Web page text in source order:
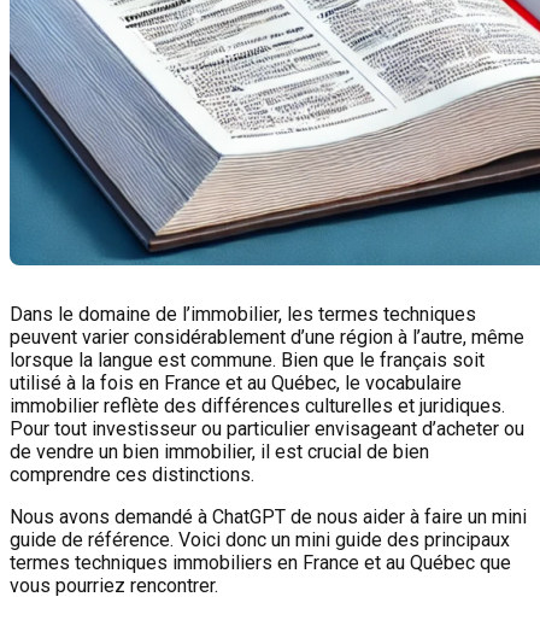
Dans le domaine de l’immobilier, les termes techniques
peuvent varier considérablement d’une région à l’autre, même
lorsque la langue est commune. Bien que le français soit
utilisé à la fois en France et au Québec, le vocabulaire
immobilier reflète des différences culturelles et juridiques.
Pour tout investisseur ou particulier envisageant d’acheter ou
de vendre un bien immobilier, il est crucial de bien
comprendre ces distinctions.
Nous avons demandé à ChatGPT de nous aider à faire un mini
guide de référence. Voici donc un mini guide des principaux
termes techniques immobiliers en France et au Québec que
vous pourriez rencontrer.